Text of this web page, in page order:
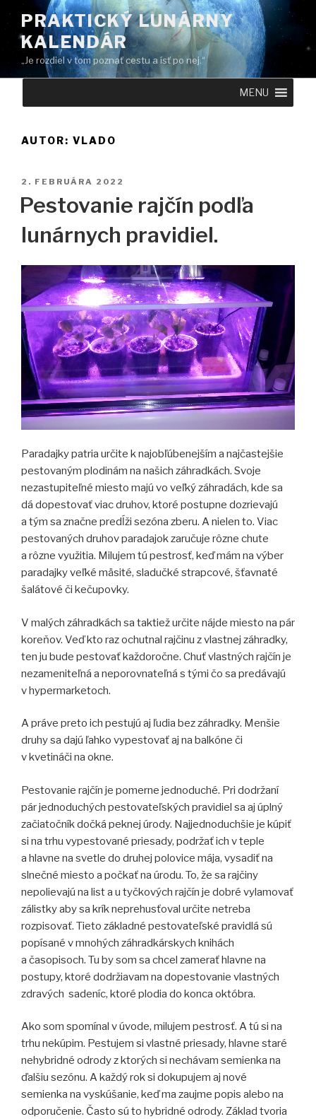
obsah
PRAKTICKÝ LUNÁRNY
KALENDÁR
„Je rozdiel v tom poznať cestu a ísť po nej.“
MENU
AUTOR: VLADO
PUBLIKOVANÉ
2. FEBRUÁRA 2022
Pestovanie rajčín podľa
lunárnych pravidiel.
Paradajky patria určite k najobľúbenejším a najčastejšie
pestovaným plodinám na našich záhradkách. Svoje
nezastupiteľné miesto majú vo veľký záhradách, kde sa
dá dopestovať viac druhov, ktoré postupne dozrievajú
a tým sa značne predĺži sezóna zberu. A nielen to. Viac
pestovaných druhov paradajok zaručuje rôzne chute
a rôzne využitia. Milujem tú pestrosť, keď mám na výber
paradajky veľké mäsité, sladučké strapcové, šťavnaté
šalátové či kečupovky.
V malých záhradkách sa taktiež určite nájde miesto na pár
koreňov. Veď kto raz ochutnal rajčinu z vlastnej záhradky,
ten ju bude pestovať každoročne. Chuť vlastných rajčín je
nezameniteľná a neporovnateľná s tými čo sa predávajú
v hypermarketoch.
A práve preto ich pestujú aj ľudia bez záhradky. Menšie
druhy sa dajú ľahko vypestovať aj na balkóne či
v kvetináči na okne.
Pestovanie rajčín je pomerne jednoduché. Pri dodržaní
pár jednoduchých pestovateľských pravidiel sa aj úplný
začiatočník dočká peknej úrody. Najjednoduchšie je kúpiť
si na trhu vypestované priesady, podržať ich v teple
a hlavne na svetle do druhej polovice mája, vysadiť na
slnečné miesto a počkať na úrodu. To, že sa rajčiny
nepolievajú na list a u tyčkových rajčín je dobré vylamovať
zálistky aby sa krík neprehusťoval určite netreba
rozpisovať. Tieto základné pestovateľské pravidlá sú
popísané v mnohých záhradkárskych knihách
a časopisoch. Tu by som sa chcel zamerať hlavne na
postupy, ktoré dodržiavam na dopestovanie vlastných
zdravých sadeníc, ktoré plodia do konca októbra.
Ako som spomínal v úvode, milujem pestrosť. A tú si na
trhu nekúpim. Pestujem si vlastné priesady, hlavne staré
nehybridné odrody z ktorých si nechávam semienka na
ďalšiu sezónu. A každý rok si dokupujem aj nové
semienka na vyskúšanie, keď ma zaujme popis alebo na
odporučenie. Často sú to hybridné odrody. Základ tvoria